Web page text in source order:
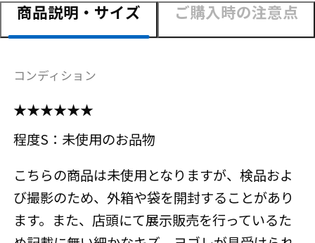
商品説明・サイズ ご購入時の注意点
コンディション
★★★★★★
程度S：未使用のお品物
こちらの商品は未使用となりますが、検品およ
び撮影のため、外箱や袋を開封することがあり
ます。また、店頭にて展示販売を行っているた